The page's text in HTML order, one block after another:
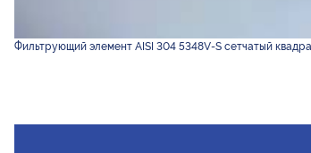
Фильтрующий элемент AISI 304 5348V-S сетчатый